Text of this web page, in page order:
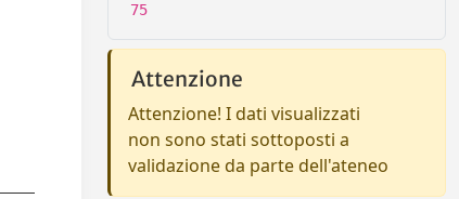
75
Attenzione
Attenzione! I dati visualizzati
non sono stati sottoposti a
validazione da parte dell'ateneo